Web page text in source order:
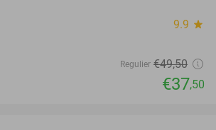
9.9 star
Regulier €49,50
€37,50